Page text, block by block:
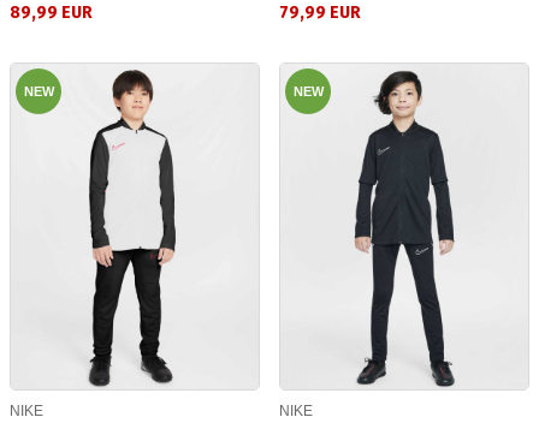
89,99 EUR 79,99 EUR
NEW
NIKE
NEW
NIKE